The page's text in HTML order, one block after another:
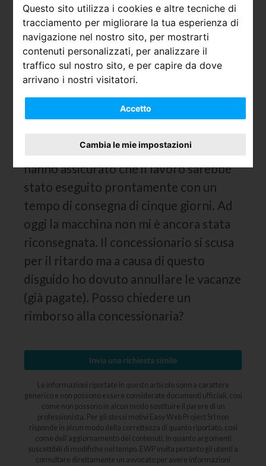
Questo sito utilizza i cookies e altre tecniche di
tracciamento per migliorare la tua esperienza di
navigazione nel nostro sito, per mostrarti
contenuti personalizzati, per analizzare il
traffico sul nostro sito, e per capire da dove
arrivano i nostri visitatori.
Accetto
Cambia le mie impostazioni
Tutto quello che occorre
sapere sulle garanzie
automobilistiche
Meno di un anno fa ho acquistato un
auto nuova. Tre settimane fa ho dovuto
guasto. Essendo ancora in garanzia mi
hanno assicurato che il lavoro sarebbe
stato eseguito prontamente con un
tempo di consegna di cinque giorni. Ad
oggi la macchina non mi è ancora stata
riconsegnata. Il concessionario si scusa
per il ritardo ma a causa di questo
disguido ho dovuto annullare le vacanze
(già pagate). Posso chiedere un
rimborso alla concessionaria?
Le informazioni riportate in questo articolo sono a carattere
generico e non possono essere considerate documenti ufficiali, così
come non possono in alcun modo sostituire il parere di un
professionista. Per gli stessi motivi Easy Web Project Srl non
risponde in alcun modo della correttezza di quanto riportato, così
come dell’aggiornamento dei contenuti, in quanto argomenti
suscettibili di modifiche nel tempo. EWP invita pertanto gli utenti a
consultare direttamente un avvocato per avere informazioni